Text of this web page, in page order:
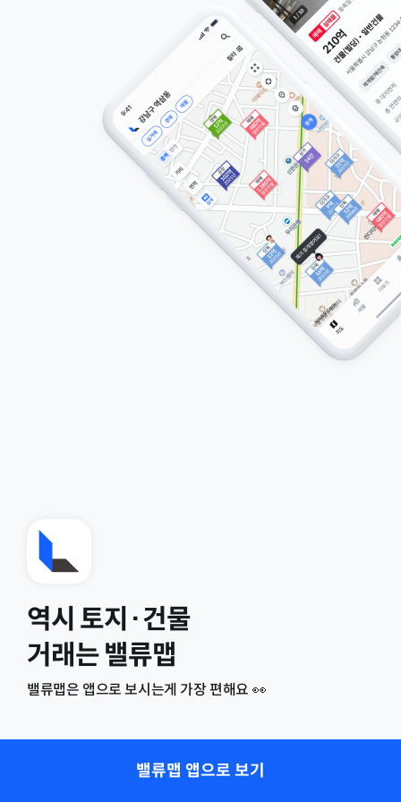
역시 토지·건물
거래는 밸류맵
밸류맵은 앱으로 보시는게 가장 편해요 👀
밸류맵 앱으로 보기